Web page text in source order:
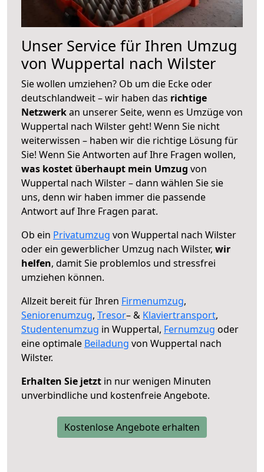
Unser Service für Ihren Umzug
von Wuppertal nach Wilster
Sie wollen umziehen? Ob um die Ecke oder
deutschlandweit – wir haben das richtige
Netzwerkan unserer Seite, wenn es Umzüge von
Wuppertal nach Wilster geht! Wenn Sie nicht
weiterwissen – haben wir die richtige Lösung für
Sie! Wenn Sie Antworten auf Ihre Fragen wollen,
was kostet überhaupt mein Umzug von
Wuppertal nach Wilster – dann wählen Sie sie
uns, denn wir haben immer die passende
Antwort auf Ihre Fragen parat.
Ob ein Privatumzug von Wuppertal nach Wilster
oder ein gewerblicher Umzug nach Wilster, wir
helfen, damit Sie problemlos und stressfrei
umziehen können.
Allzeit bereit für Ihren Firmenumzug,
Seniorenumzug, Tresor– & Klaviertransport,
Studentenumzug in Wuppertal, Fernumzug oder
eine optimale Beiladung von Wuppertal nach
Wilster.
Erhalten Sie jetzt in nur wenigen Minuten
unverbindliche und kostenfreie Angebote.
Kostenlose Angebote erhalten